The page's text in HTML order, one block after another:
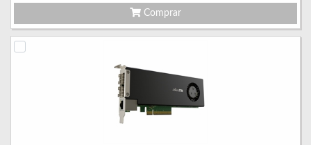
Comprar